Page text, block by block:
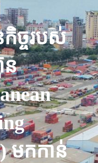
ច្ចរបស់
ន
មកកាន់